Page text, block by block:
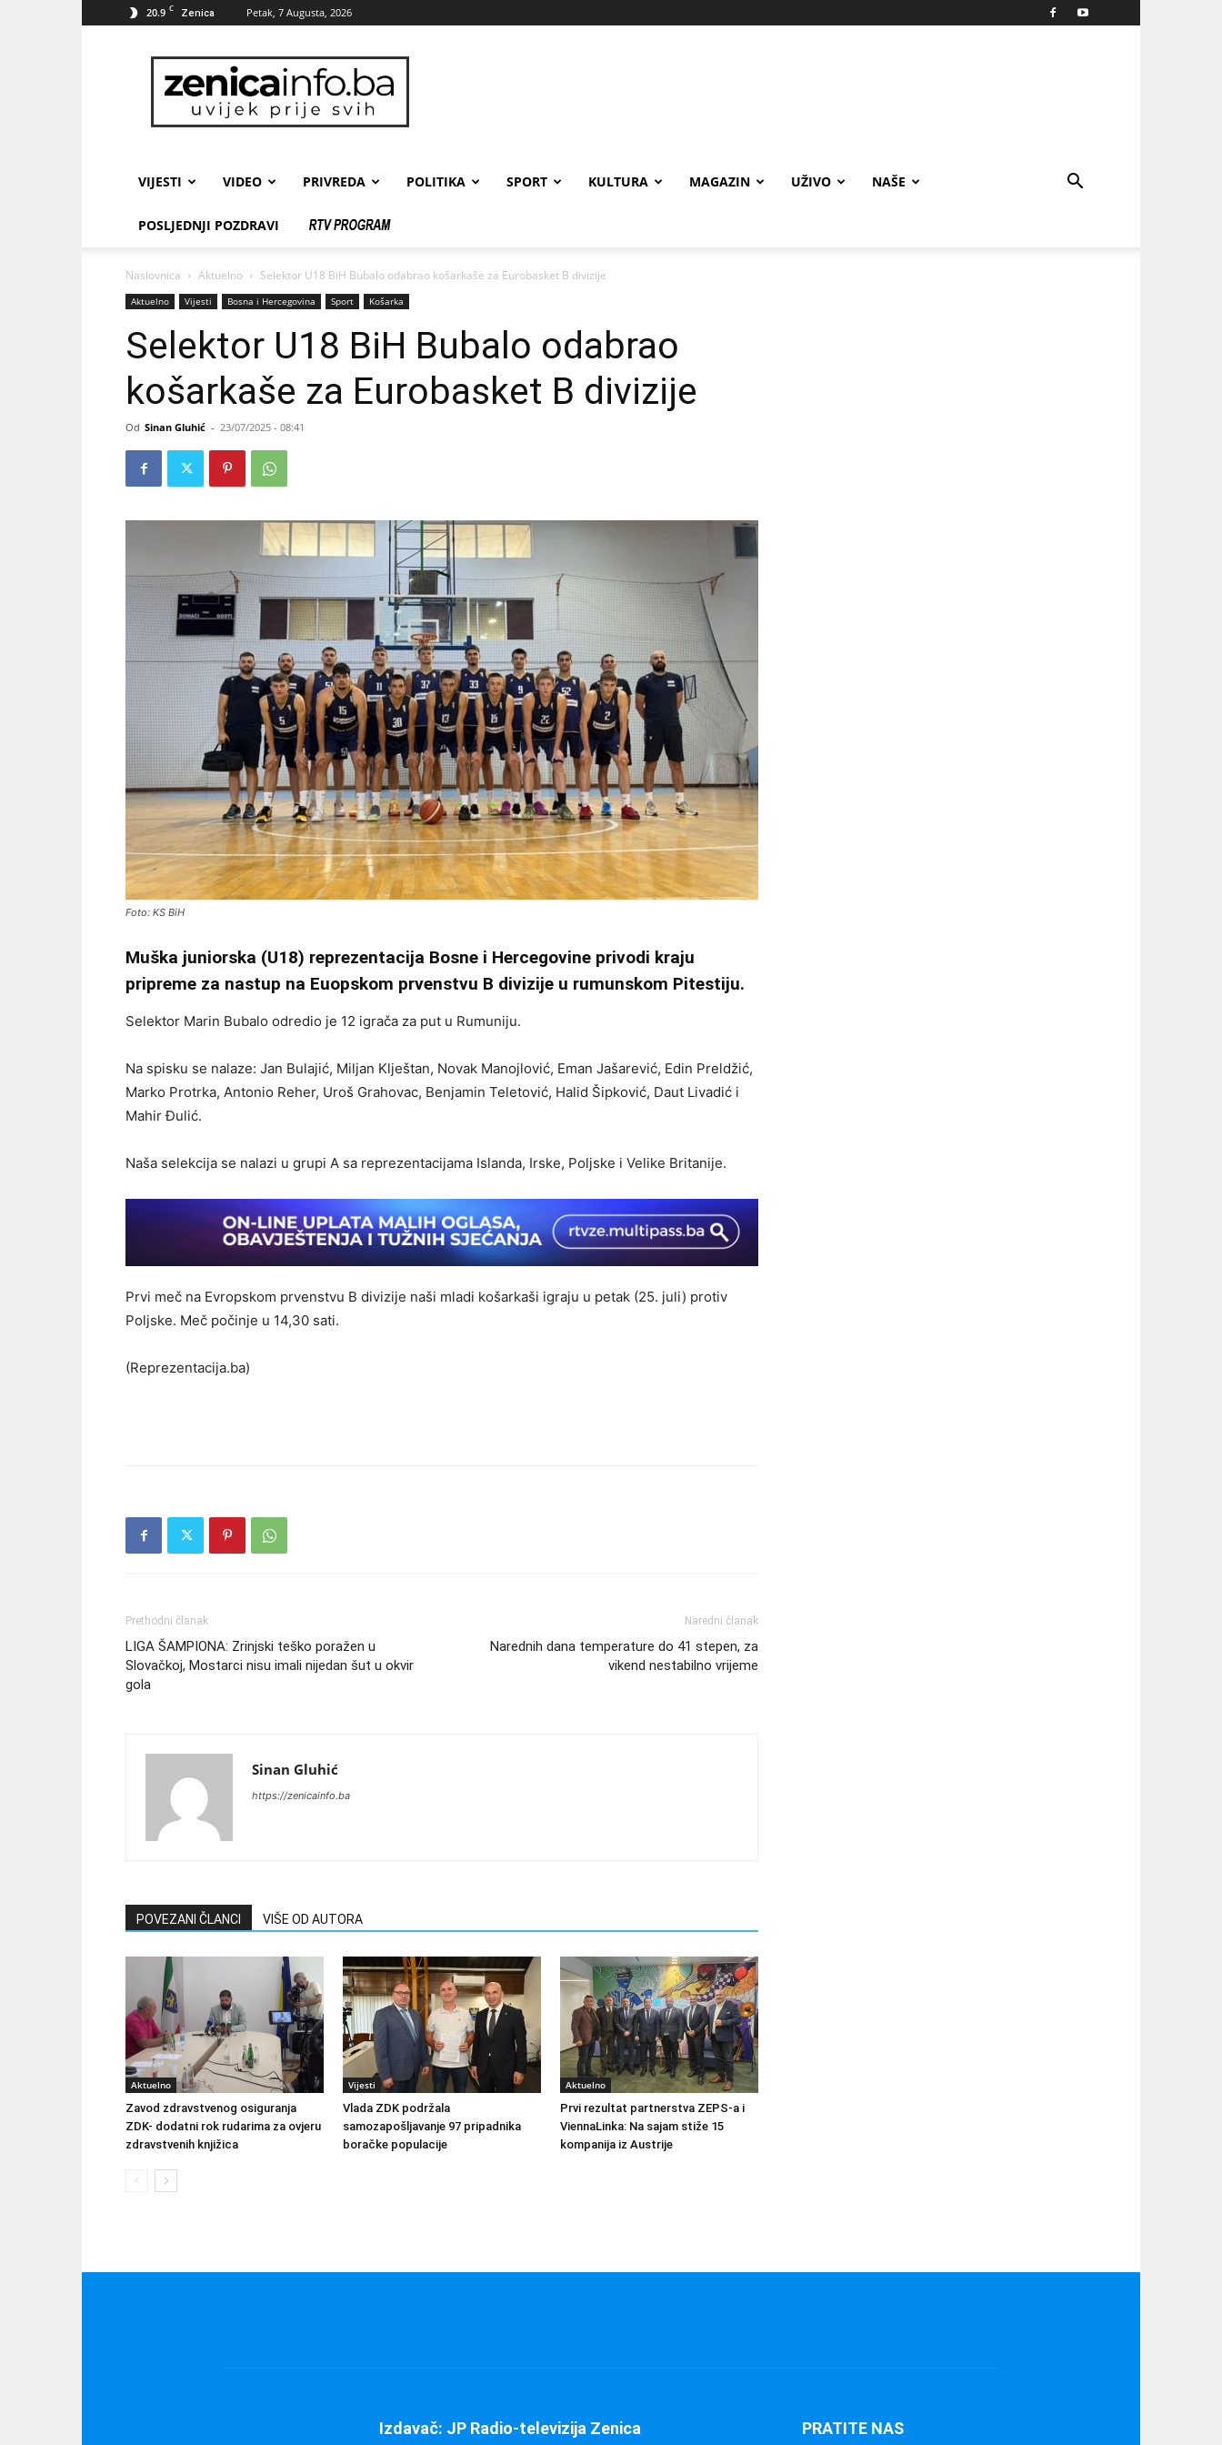
20.9 C Zenica Petak, 7 Augusta, 2026
zenicainfo.ba
VIJESTI VIDEO PRIVREDA POLITIKA SPORT KULTURA MAGAZIN UŽIVO NAŠE
POSLJEDNJI POZDRAVI
Naslovnica Aktuelno Selektor U18 BiH Bubalo odabrao košarkaše za Eurobasket B divizije
Aktuelno Vijesti Bosna i Hercegovina Sport Košarka
Selektor U18 BiH Bubalo odabrao
košarkaše za Eurobasket B divizije
Od Sinan Gluhić - 23/07/2025 - 08:41
Foto: KS BiH
Muška juniorska (U18) reprezentacija Bosne i Hercegovine privodi kraju
pripreme za nastup na Euopskom prvenstvu B divizije u rumunskom Pitestiju.
Selektor Marin Bubalo odredio je 12 igrača za put u Rumuniju.
Na spisku se nalaze: Jan Bulajić, Miljan Klještan, Novak Manojlović, Eman Jašarević, Edin Preldžić,
Marko Protrka, Antonio Reher, Uroš Grahovac, Benjamin Teletović, Halid Šipković, Daut Livadić i
Mahir Đulić.
Naša selekcija se nalazi u grupi A sa reprezentacijama Islanda, Irske, Poljske i Velike Britanije.
Prvi meč na Evropskom prvenstvu B divizije naši mladi košarkaši igraju u petak (25. juli) protiv
Poljske. Meč počinje u 14,30 sati.
(Reprezentacija.ba)
Prethodni članak
LIGA ŠAMPIONA: Zrinjski teško poražen u
Slovačkoj, Mostarci nisu imali nijedan šut u okvir
gola
Naredni članak
Narednih dana temperature do 41 stepen, za
vikend nestabilno vrijeme
Sinan Gluhić
https://zenicainfo.ba
POVEZANI ČLANCI VIŠE OD AUTORA
Aktuelno
Zavod zdravstvenog osiguranja
ZDK- dodatni rok rudarima za ovjeru
zdravstvenih knjižica
Vijesti
Vlada ZDK podržala
samozapošljavanje 97 pripadnika
boračke populacije
Aktuelno
Prvi rezultat partnerstva ZEPS-a i
ViennaLinka: Na sajam stiže 15
kompanija iz Austrije
Izdavač: JP Radio-televizija Zenica PRATITE NAS